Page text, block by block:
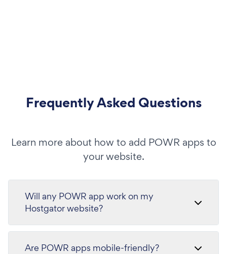
Frequently Asked Questions
Learn more about how to add POWR apps to
your website.
Will any POWR app work on my
Hostgator website?
Are POWR apps mobile-friendly?